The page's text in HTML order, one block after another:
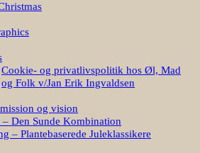
Cookie- og privatlivspolitik hos Øl, Mad
og Folk v/Jan Erik Ingvaldsen
og vision
Den Sunde Kombination
– Plantebaserede Juleklassikere